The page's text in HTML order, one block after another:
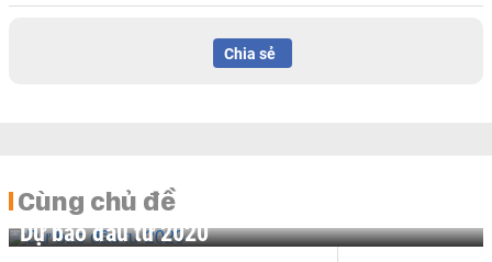
Chia sẻ
Cùng chủ đề
Dự báo đầu tư 2020